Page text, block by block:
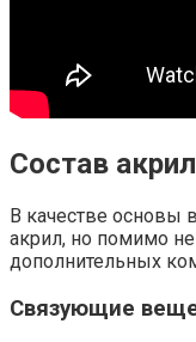
Состав
В качестве
акрил, но помимо
дополнительных
Связующие